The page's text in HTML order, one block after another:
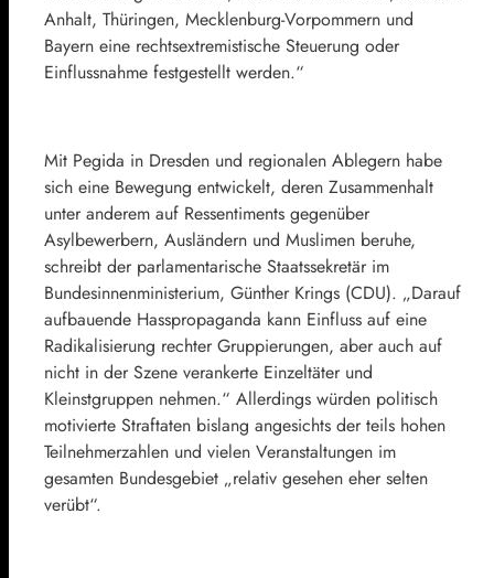
Anhalt, Thüringen, Mecklenburg-Vorpommern und
Bayern eine rechtsextremistische Steuerung oder
Einflussnahme festgestellt werden.“
Mit Pegida in Dresden und regionalen Ablegern habe
sich eine Bewegung entwickelt, deren Zusammenhalt
unter anderem auf Ressentiments gegenüber
Asylbewerbern, Ausländern und Muslimen beruhe,
schreibt der parlamentarische Staatssekretär im
Bundesinnenministerium, Günther Krings (CDU). „Darauf
aufbauende Hasspropaganda kann Einfluss auf eine
Radikalisierung rechter Gruppierungen, aber auch auf
nicht in der Szene verankerte Einzeltäter und
Kleinstgruppen nehmen.“ Allerdings würden politisch
motivierte Straftaten bislang angesichts der teils hohen
Teilnehmerzahlen und vielen Veranstaltungen im
gesamten Bundesgebiet „relativ gesehen eher selten
verübt“.